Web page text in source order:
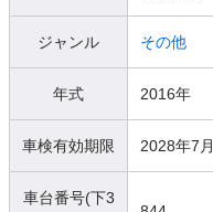
ジャンル その他
年式 2016年
車検有効期限 2028年7月
車台番号(下3